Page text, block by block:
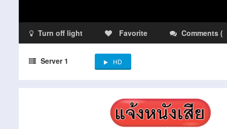
Turn off light Favorite Comments (
Server 1 HD